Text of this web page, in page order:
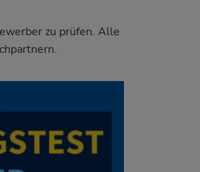
zu prüfen. Alle